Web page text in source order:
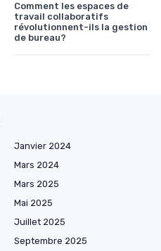
Comment les espaces de
travail collaboratifs
révolutionnent-ils la gestion
de bureau?
Janvier 2024
Mars 2024
Mars 2025
Mai 2025
Juillet 2025
Septembre 2025